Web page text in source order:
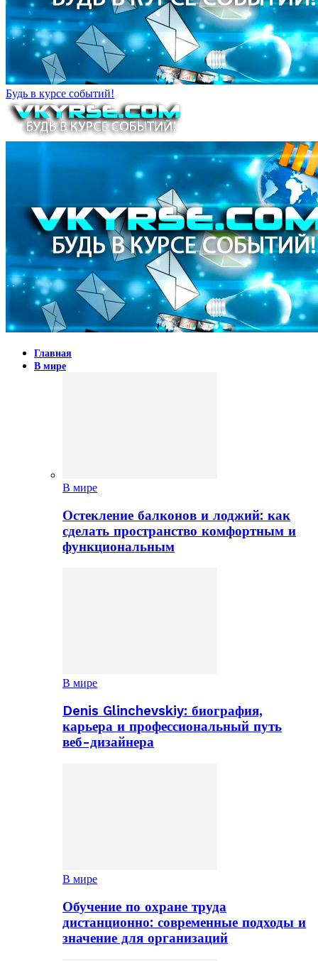
Будь в курсе событий!
Главная
В мире
В мире
Остекление балконов и лоджий: как
сделать пространство комфортным и
функциональным
В мире
Denis Glinchevskiy: биография,
карьера и профессиональный путь
веб-дизайнера
В мире
Обучение по охране труда
дистанционно: современные подходы и
значение для организаций